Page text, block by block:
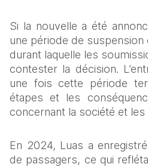
Si la nouvelle a été
une période de suspension
durant laquelle les
contester la décision.
une fois cette période
étapes et les
concernant la société et
En 2024, Luas a
de passagers, ce qui